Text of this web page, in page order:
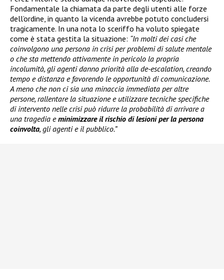
Fondamentale la chiamata da parte degli utenti alle forze
dell’ordine, in quanto la vicenda avrebbe potuto concludersi
tragicamente. In una nota lo sceriffo ha voluto spiegate
come è stata gestita la situazione: “In molti dei casi che
coinvolgono una persona in crisi per problemi di salute mentale
o che sta mettendo attivamente in pericolo la propria
incolumità, gli agenti danno priorità alla de-escalation, creando
tempo e distanza e favorendo le opportunità di comunicazione.
A meno che non ci sia una minaccia immediata per altre
persone, rallentare la situazione e utilizzare tecniche specifiche
di intervento nelle crisi può ridurre la probabilità di arrivare a
una tragedia eminimizzare il rischio di lesioni per la persona
coinvolta, gli agenti e il pubblico.”